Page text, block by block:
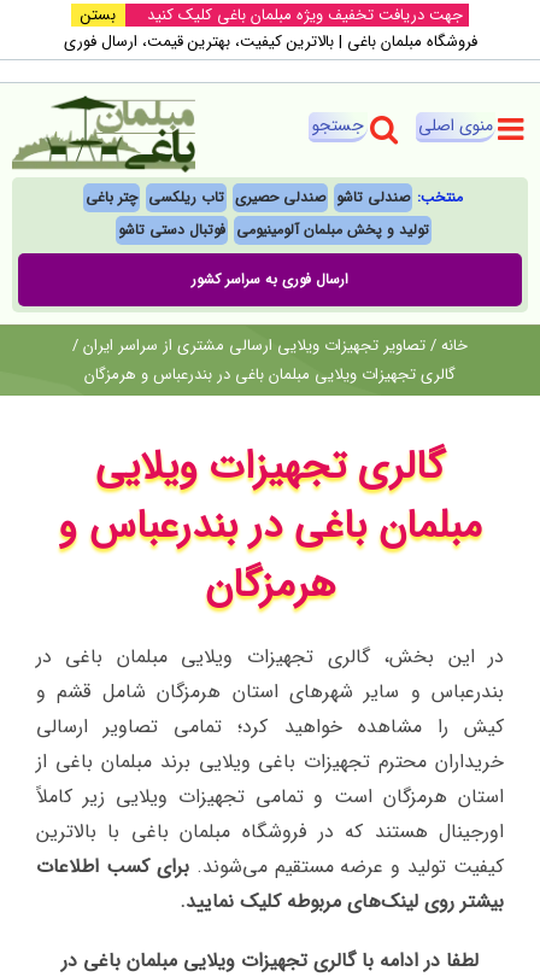
to
content
فروشگاه مبلمان باغی |‌ بالاترین کیفیت، بهترین قیمت، ارسال فوری
جهت دریافت تخفیف ویژه مبلمان باغی کلیک کنید بستن
منتخب: صندلی تاشو صندلی حصیری تاب ریلکسی چتر باغی
تولید و پخش مبلمان آلومینیومی فوتبال‌ دستی تاشو
ارسال فوری به سراسر کشور
خانه/تصاویر تجهیزات ویلایی ارسالی مشتری از سراسر ایران/
گالری تجهیزات ویلایی مبلمان باغی در بندرعباس و هرمزگان
گالری تجهیزات ویلایی
مبلمان باغی در بندرعباس و
هرمزگان
در این بخش، گالری تجهیزات ویلایی مبلمان باغی در
بندرعباس و سایر شهرهای استان هرمزگان شامل قشم و
کیش را مشاهده خواهید کرد؛ تمامی تصاویر ارسالی
خریداران محترم تجهیزات باغی ویلایی برند مبلمان باغی از
استان هرمزگان است و تمامی تجهیزات ویلایی زیر کاملاً
اورجینال هستند که در فروشگاه مبلمان باغی با بالاترین
کیفیت تولید و عرضه مستقیم می‌شوند.برای کسب اطلاعات
بیشتر روی لینک‌های مربوطه کلیک نمایید.
لطفا در ادامه با گالری تجهیزات ویلایی مبلمان باغی در